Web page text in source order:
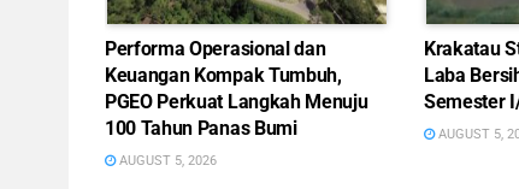
Performa Operasional dan
Keuangan Kompak Tumbuh,
PGEO Perkuat Langkah Menuju
100 Tahun Panas Bumi
AUGUST 5, 2026
Krakatau
Laba
Semester
AUGUST 5,